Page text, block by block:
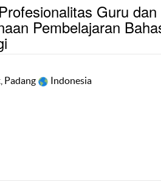
Guru
Pembelajaran
Padang
Indonesia